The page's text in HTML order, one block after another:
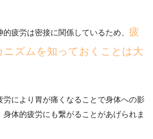
疲労は密接に関係しているため、 疲
ニズムを知っておくことは大
労により胃が痛くなることで身体への影
身体的疲労にも繋がることがあげられま